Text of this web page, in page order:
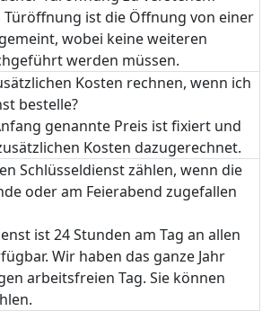
ist die Öffnung von einer
wobei keine weiteren
werden müssen.
Kosten rechnen, wenn ich
bestelle?
genannte Preis ist fixiert und
Kosten dazugerechnet.
Schlüsseldienst zählen, wenn die
oder am Feierabend zugefallen
ist 24 Stunden am Tag an allen
Wir haben das ganze Jahr
arbeitsfreien Tag. Sie können